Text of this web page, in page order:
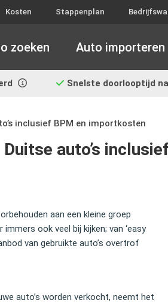
Kosten Stappenplan
zoeken Auto importeren
Snelste doorlooptijd
inclusief BPM en importkosten
auto’s
aan een kleine groep
ook veel bij kijken; van ‘easy
van gebruikte auto’s overtrof
auto’s worden verkocht, neemt het